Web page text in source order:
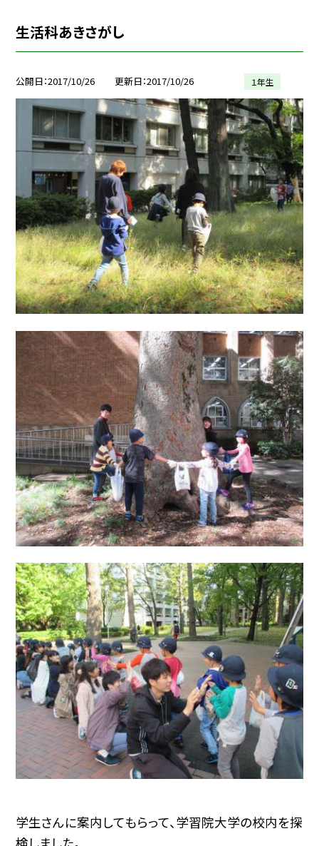
生活科あきさがし
公開日 2017/10/26 更新日 2017/10/26 １年生
学生さんに案内してもらって、学習院大学の校内を探